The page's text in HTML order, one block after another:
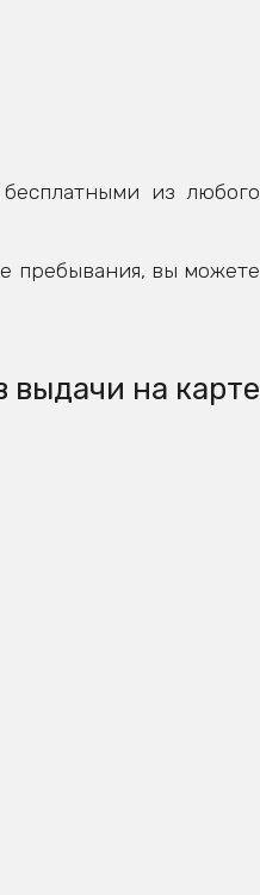
из любого
пребывания, вы можете
выдачи на карте